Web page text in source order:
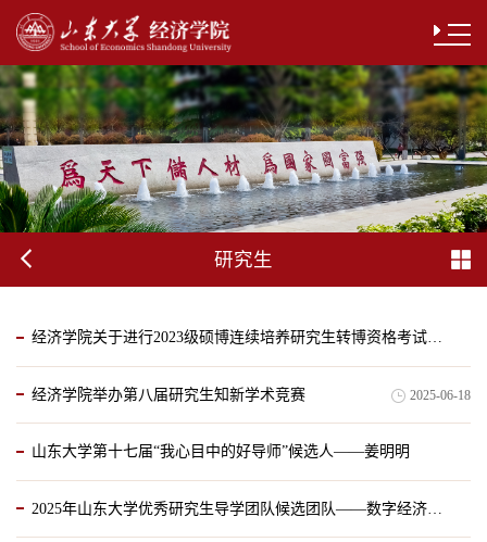
研究生
经济学院关于进行2023级硕博连续培养研究生转博资格考试的通知（新增批次）
经济学院举办第八届研究生知新学术竞赛 2025-06-18
山东大学第十七届“我心目中的好导师”候选人——姜明明